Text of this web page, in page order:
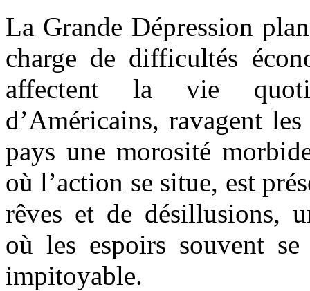
La Grande Dépression
charge de difficultés
affectent la vie
d’Américains, ravagent
pays une morosité
où l’action se situe, est
rêves et de désillusions,
où les espoirs souvent
impitoyable.